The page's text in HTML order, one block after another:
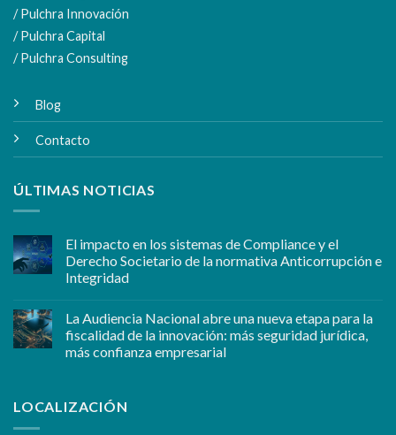
/ Pulchra Innovación
/ Pulchra Capital
/ Pulchra Consulting
Blog
Contacto
ÚLTIMAS NOTICIAS
El impacto en los sistemas de Compliance y el
Derecho Societario de la normativa Anticorrupción e
Integridad
La Audiencia Nacional abre una nueva etapa para la
fiscalidad de la innovación: más seguridad jurídica,
más confianza empresarial
LOCALIZACIÓN